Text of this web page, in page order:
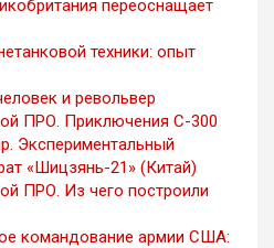
переоснащает
техники: опыт
и револьвер
ПРО. Приключения С-300
Экспериментальный
«Шицзянь-21» (Китай)
ПРО. Из чего построили
командование армии США: